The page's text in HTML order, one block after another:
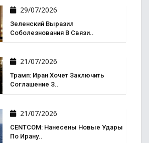
29/07/2026
Зеленский Выразил
Соболезнования В Связи..
21/07/2026
Трамп: Иран Хочет Заключить
Соглашение З..
21/07/2026
CENTCOM: Нанесены Новые Удары
По Ирану..